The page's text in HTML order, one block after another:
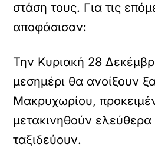
στάση τους. Για τις
αποφάσισαν:
Την Κυριακή 28
μεσημέρι θα ανοίξουν
Μακρυχωρίου,
μετακινηθούν ελεύθερα
ταξιδεύουν.